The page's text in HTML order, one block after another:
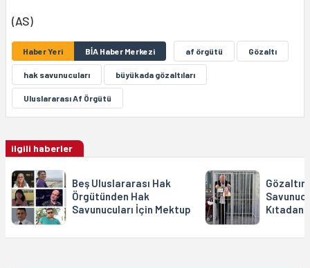
(AS)
Haber Yeri BİA Haber Merkezi af örgütü Gözaltı
hak savunucuları büyükada gözaltıları
Uluslararası Af Örgütü
ilgili haberler
Beş Uluslararası Hak
Örgütünden Hak
Savunucuları İçin Mektup
Kıtadan